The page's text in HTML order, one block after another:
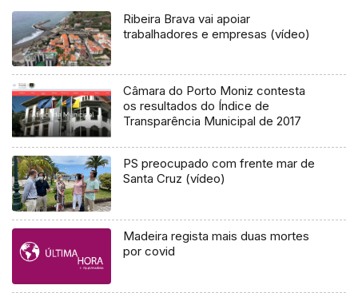
Ribeira Brava vai apoiar
trabalhadores e empresas (vídeo)
Câmara do Porto Moniz contesta
os resultados do Índice de
Transparência Municipal de 2017
PS preocupado com frente mar de
Santa Cruz (vídeo)
Madeira regista mais duas mortes
por covid